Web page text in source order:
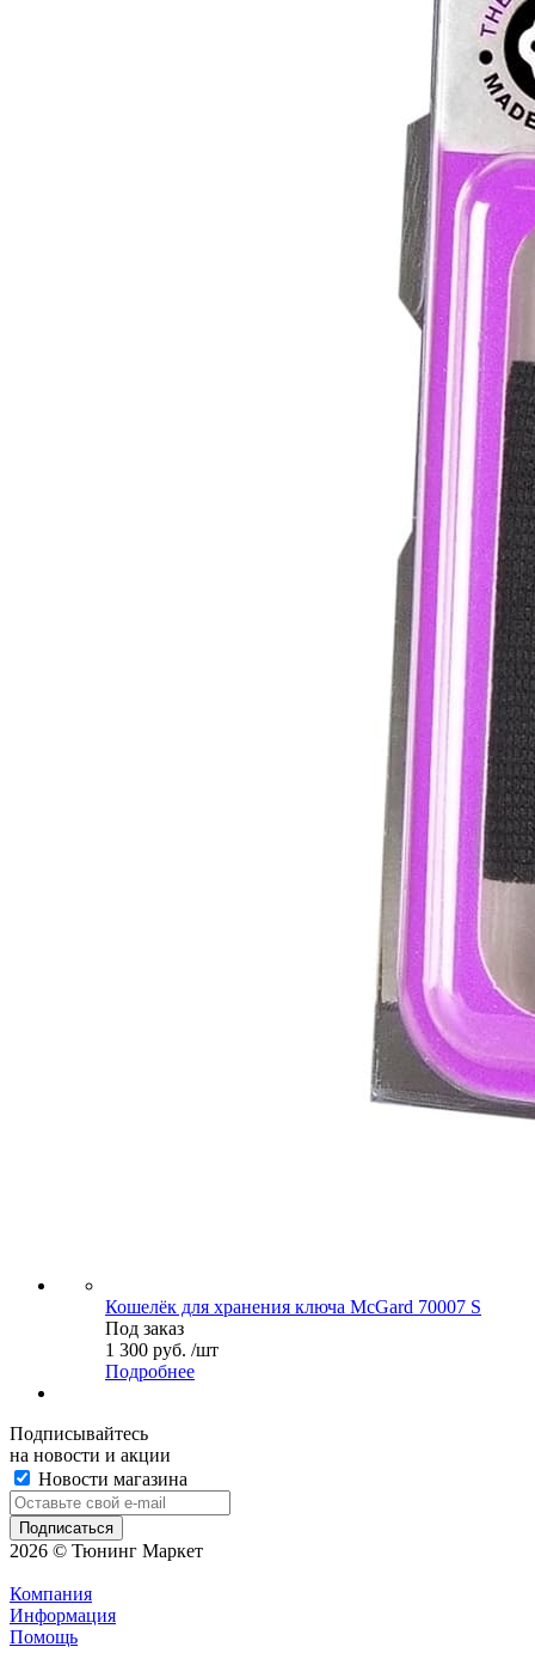
Кошелёк для хранения ключа McGard 70007 S
Под заказ
1 300 руб. /шт
Подробнее
Подписывайтесь
на новости и акции
Новости магазина
2026 © Тюнинг Маркет
Компания
Информация
Помощь